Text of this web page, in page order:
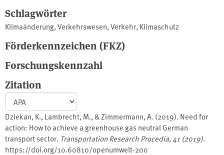
Schlagwörter
Klimaänderung,Verkehrswesen,Verkehr,Klimaschutz
Förderkennzeichen (FKZ)
Forschungskennzahl
Zitation
Dziekan, K., Lambrecht, M., & Zimmermann, A. (2019). Need for
action: How to achieve a greenhouse gas neutral German
transport sector. Transportation Research Procedia, 41 (2019).
https://doi.org/10.60810/openumwelt-200